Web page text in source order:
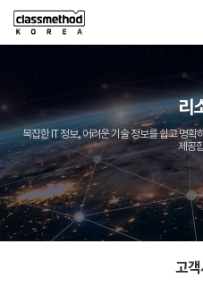
리
복잡한 IT 정보, 어려운 기술 정보를 쉽고 명
제공
고객